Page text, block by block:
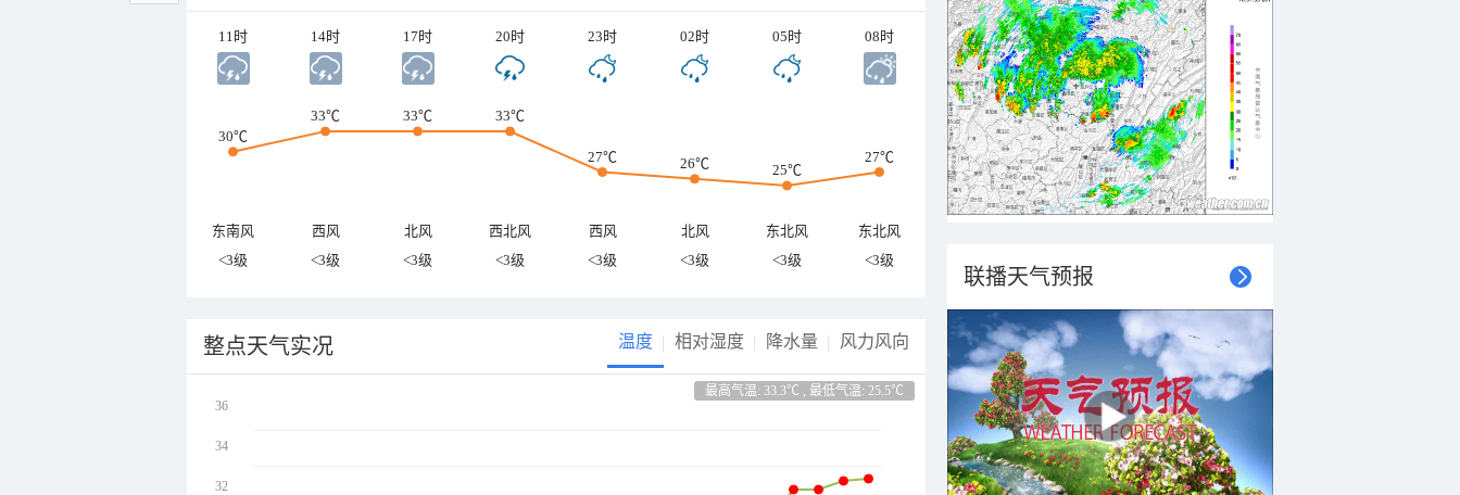
11时 14时 17时 20时 23时 02时 05时 08时
30℃
33℃ 33℃ 33℃
27℃ 26℃ 25℃
27℃
东南风 西风 北风 西北风 西风 北风 东北风
东北风
<3级
<3级 <3级 <3级 <3级 <3级 <3级 <3级
整点天气实况 温度 相对湿度 降水量 风力风向
最高气温: 33.3℃ , 最低气温: 25.5℃
36
34
32
联播天气预报